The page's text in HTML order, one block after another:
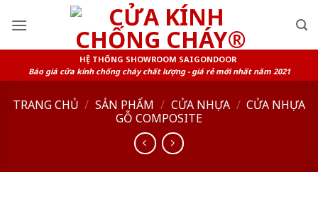
HỆ THỐNG SHOWROOM SAIGONDOOR
Báo giá cửa kính chống cháy chất lượng - giá rẻ mới nhất năm 2021
TRANG CHỦ / SẢN PHẨM / CỬA NHỰA / CỬA NHỰA
GỖ COMPOSITE